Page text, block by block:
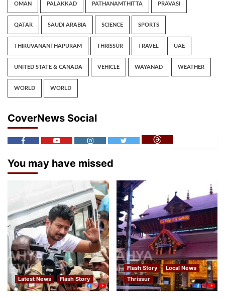
OMAN PALAKKAD PATHANAMTHITTA PRAVASI
QATAR SAUDI ARABIA SCIENCE SPORTS
THIRUVANANTHAPURAM THRISSUR TRAVEL UAE
UNITED STATE & CANADA VEHICLE WAYANAD WEATHER
WORLD WORLD
CoverNews Social
You may have missed
Latest News Flash Story
Flash Story
Local News
Thrissur